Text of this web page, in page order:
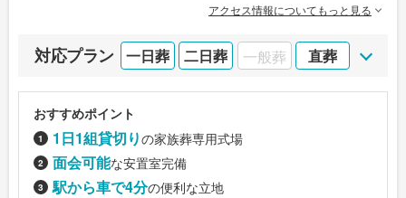
アクセス情報についてもっと見る
対応プラン 一日葬 二日葬 一般葬 直葬
おすすめポイント
1日1組貸切りの家族葬専用式場
面会可能な安置室完備
駅から車で4分の便利な立地